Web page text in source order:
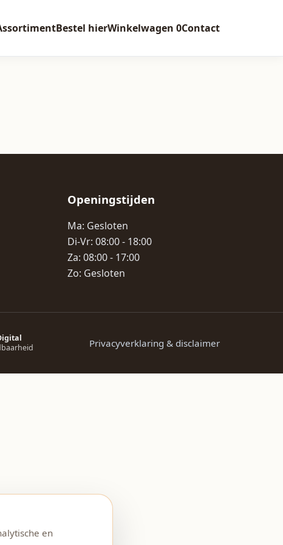
Bestel hierWinkelwagen 0Contact
Openingstijden
Ma: Gesloten
Di-Vr: 08:00 - 18:00
Za: 08:00 - 17:00
Zo: Gesloten
Privacyverklaring & disclaimer
en